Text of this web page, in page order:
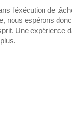
l'éxécution de
nous espérons
Une expérience